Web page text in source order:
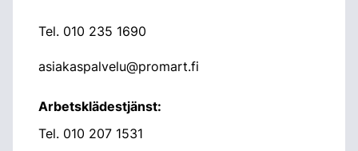
Tel. 010 235 1690
asiakaspalvelu@promart.fi
Arbetsklädestjänst:
Tel. 010 207 1531